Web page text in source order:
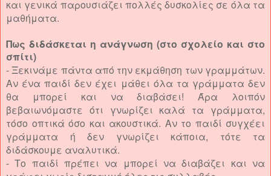
και γενικά παρουσιάζει πολλές δυσκολίες σε όλα τα
μαθήματα.
Πως διδάσκεται η ανάγνωση (στο σχολείο και στο
σπίτι)
- Ξεκινάμε πάντα από την εκμάθηση των γραμμάτων.
Αν ένα παιδί δεν έχει μάθει όλα τα γράμματα δεν
θα μπορεί και να διαβάσει! Άρα λοιπόν
βεβαιωνόμαστε ότι γνωρίζει καλά τα γράμματα,
τόσο οπτικά όσο και ακουστικά. Αν το παιδί συγχέει
γράμματα ή δεν γνωρίζει κάποια, τότε τα
διδάσκουμε αναλυτικά.
- Το παιδί πρέπει να μπορεί να διαβάζει και να